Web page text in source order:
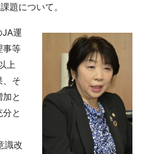
題について。
運
事等
上
、そ
と
と
識改